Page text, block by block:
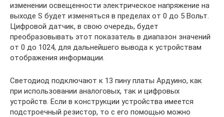
изменении освещенности электрическое напряжение на
выходе S будет изменяться в пределах от 0 до 5 Вольт.
Цифровой датчик, в свою очередь, будет
преобразовывать этот показатель в диапазон значений
от 0 до 1024, для дальнейшего вывода к устройствам
отображения информации.
Светодиод подключают к 13 пину платы Ардуино, как
при использовании аналоговых, так и цифровых
устройств. Если в конструкции устройства имеется
подстроечный резистор, то с его помощью можно